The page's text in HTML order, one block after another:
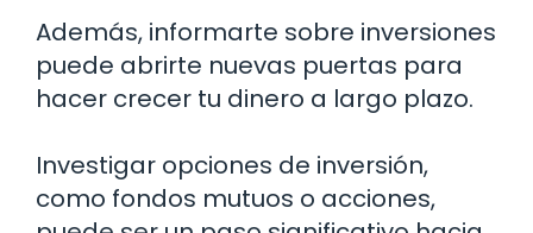
Además, informarte sobre inversiones
puede abrirte nuevas puertas para
hacer crecer tu dinero a largo plazo.
Investigar opciones de inversión,
como fondos mutuos o acciones,